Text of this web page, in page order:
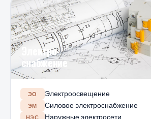
Электро-
снабжение
ЭО Электроосвещение
ЭМ Силовое электроснабжение
НЭС Наружные электросети